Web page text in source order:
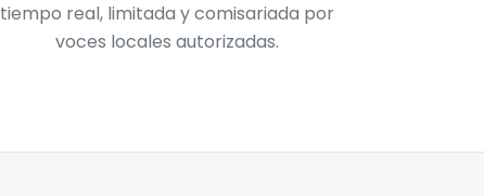
tiempo real, limitada y comisariada por
voces locales autorizadas.